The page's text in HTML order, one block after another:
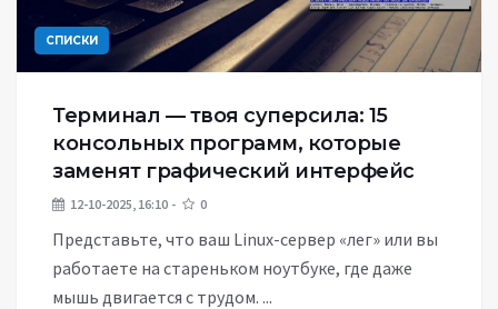
СПИСКИ
Терминал — твоя суперсила: 15
консольных программ, которые
заменят графический интерфейс
12-10-2025, 16:10 0
Представьте, что ваш Linux-сервер «лег» или вы
работаете на стареньком ноутбуке, где даже
мышь двигается с трудом. ...